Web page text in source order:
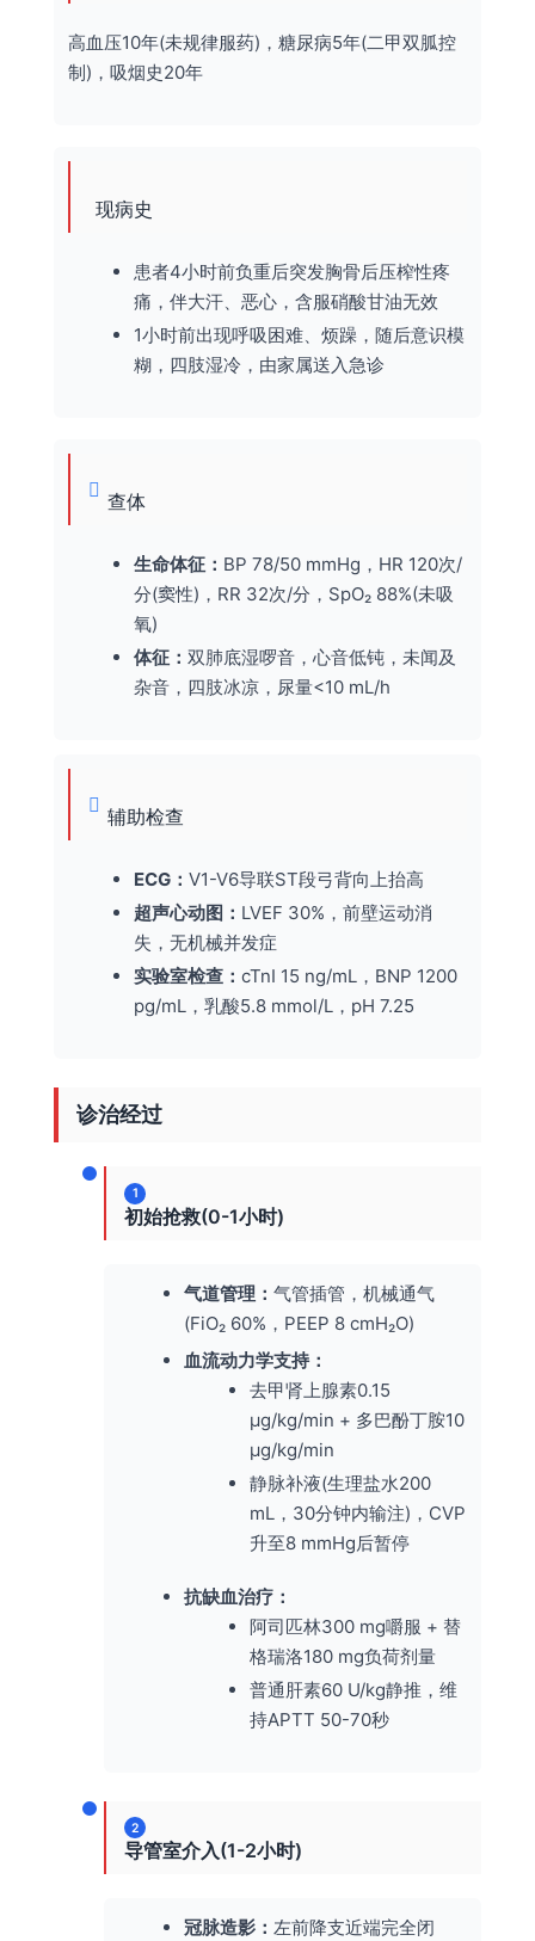
高血压10年(未规律服药)，糖尿病5年(二甲双胍控
制)，吸烟史20年
现病史
患者4小时前负重后突发胸骨后压榨性疼
痛，伴大汗、恶心，含服硝酸甘油无效
1小时前出现呼吸困难、烦躁，随后意识模
糊，四肢湿冷，由家属送入急诊
查体
生命体征： BP 78/50 mmHg，HR 120次/
分(窦性)，RR 32次/分，SpO₂ 88%(未吸
氧)
体征： 双肺底湿啰音，心音低钝，未闻及
杂音，四肢冰凉，尿量<10 mL/h
辅助检查
ECG： V1-V6导联ST段弓背向上抬高
超声心动图： LVEF 30%，前壁运动消
失，无机械并发症
实验室检查： cTnI 15 ng/mL，BNP 1200
pg/mL，乳酸5.8 mmol/L，pH 7.25
诊治经过
1
初始抢救(0-1小时)
气道管理： 气管插管，机械通气
(FiO₂ 60%，PEEP 8 cmH₂O)
血流动力学支持：
去甲肾上腺素0.15
μg/kg/min + 多巴酚丁胺10
μg/kg/min
静脉补液(生理盐水200
mL，30分钟内输注)，CVP
升至8 mmHg后暂停
抗缺血治疗：
阿司匹林300 mg嚼服 + 替
格瑞洛180 mg负荷剂量
普通肝素60 U/kg静推，维
持APTT 50-70秒
2
导管室介入(1-2小时)
冠脉造影： 左前降支近端完全闭